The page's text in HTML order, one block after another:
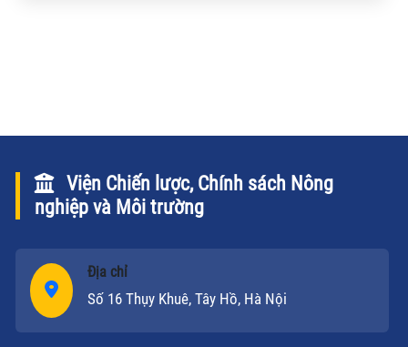
Viện Chiến lược, Chính sách Nông
nghiệp và Môi trường
Địa chỉ
Số 16 Thụy Khuê, Tây Hồ, Hà Nội